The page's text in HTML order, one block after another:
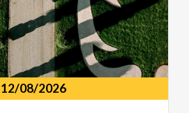
12/08/2026